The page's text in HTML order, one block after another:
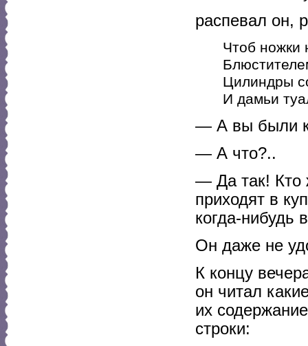
распевал он,
Чтоб ножки
Цилиндры
И дамьи
— А вы были
— А что?..
— Да так! Кто
приходят в
когда-нибудь
Он даже не
К концу
он читал
их
строки: